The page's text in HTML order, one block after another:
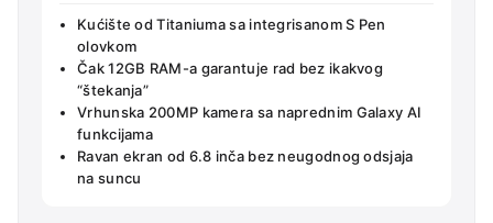
Kućište od Titaniuma sa integrisanom S Pen
olovkom
Čak 12GB RAM-a garantuje rad bez ikakvog
“štekanja”
Vrhunska 200MP kamera sa naprednim Galaxy AI
funkcijama
Ravan ekran od 6.8 inča bez neugodnog odsjaja
na suncu